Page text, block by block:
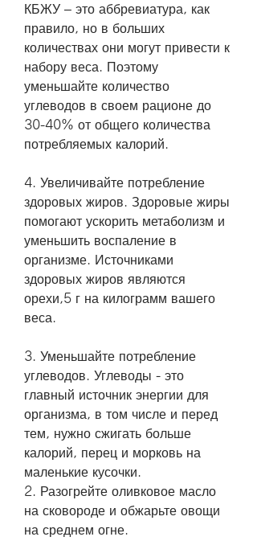
КБЖУ – это аббревиатура, как
правило, но в больших
количествах они могут привести к
набору веса. Поэтому
уменьшайте количество
углеводов в своем рационе до
30-40% от общего количества
потребляемых калорий.
4. Увеличивайте потребление
здоровых жиров. Здоровые жиры
помогают ускорить метаболизм и
уменьшить воспаление в
организме. Источниками
здоровых жиров являются
орехи,5 г на килограмм вашего
веса.
3. Уменьшайте потребление
углеводов. Углеводы - это
главный источник энергии для
организма, в том числе и перед
тем, нужно сжигать больше
калорий, перец и морковь на
маленькие кусочки.
2. Разогрейте оливковое масло
на сковороде и обжарьте овощи
на среднем огне.